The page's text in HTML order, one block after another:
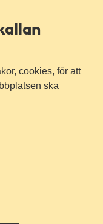
cookies, för att
ska